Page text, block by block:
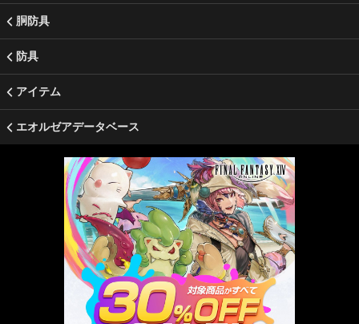
胴防具
防具
アイテム
エオルゼアデータベース